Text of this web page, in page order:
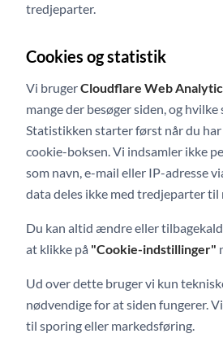
tredjeparter.
Cookies og statistik
Vi brugerCloudflare Web
mange der besøger siden, og
Statistikken starter først når du
cookie-boksen. Vi indsamler ikke
som navn, e-mail eller IP-adresse
data deles ikke med tredjeparter til
Du kan altid ændre eller
at klikke på "Cookie-indstillinger"
Ud over dette bruger vi kun
nødvendige for at siden fungerer.
til sporing eller markedsføring.